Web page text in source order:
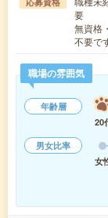
要
無資格
不要で
職場の雰囲気
年齢層
20
男女比率
女